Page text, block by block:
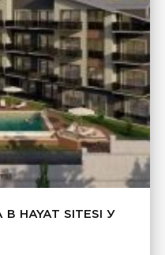
HAYAT SITESI У